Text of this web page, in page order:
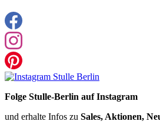
Folge Stulle-Berlin auf Instagram
und erhalte Infos zu Sales, Aktionen,